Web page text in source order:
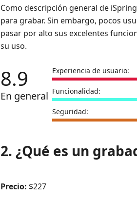
de
pantalla
alternativa:
AnyMP4
Como descripción general de
para grabar. Sin embargo, pocos
pasar por alto sus excelentes
su uso.
8.9
En general
Experiencia de usuario:
Funcionalidad:
Seguridad:
2. ¿Qué es un
Precio: $227